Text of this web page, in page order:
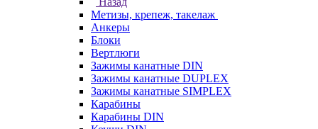
Метизы, крепеж, такелаж
Анкеры
Блоки
Вертлюги
Зажимы канатные DIN
Зажимы канатные DUPLEX
Зажимы канатные SIMPLEX
Карабины
Карабины DIN